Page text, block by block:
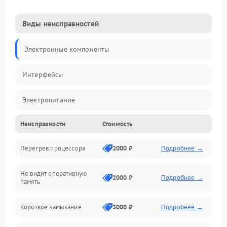
Виды неисправностей
Электронные компоненты
Интерфейсы
Электропитание
Корпус/Герметичность
Механика
ПО/Микропрограмма
Неисправности Стоимость
Перегрев процессора 2000 ₽ Подробнее →
Не видит оперативную
память
2000 ₽ Подробнее →
Короткое замыкание 3000 ₽ Подробнее →